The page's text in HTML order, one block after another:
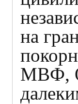
на
МВФ,